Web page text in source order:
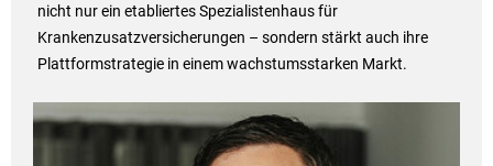
nicht nur ein etabliertes Spezialistenhaus für
Krankenzusatzversicherungen – sondern stärkt auch ihre
Plattformstrategie in einem wachstumsstarken Markt.